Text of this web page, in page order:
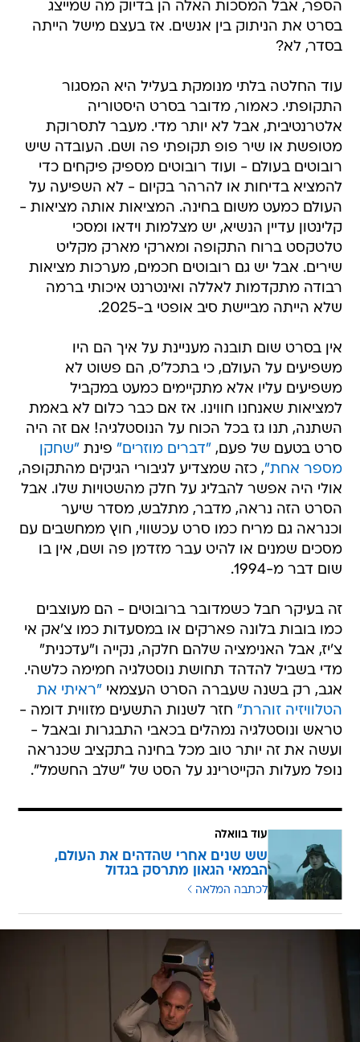
הספר, אבל המסכות האלה הן בדיוק מה שמייצג
בסרט את הניתוק בין אנשים. אז בעצם מישל הייתה
בסדר, לא?
עוד החלטה בלתי מנומקת בעליל היא המסגור
התקופתי. כאמור, מדובר בסרט היסטוריה
אלטרנטיבית, אבל לא יותר מדי. מעבר לתסרוקת
מטופשת או שיר פופ תקופתי פה ושם. העובדה שיש
רובוטים בעולם - ועוד רובוטים מספיק פיקחים כדי
להמציא בדיחות או להרהר בקיום - לא השפיעה על
העולם כמעט משום בחינה. המציאות אותה מציאות -
קלינטון עדיין הנשיא, יש מצלמות וידאו ומסכי
טלטקסט ברוח התקופה ומארקי מארק מקליט
שירים. אבל יש גם רובוטים חכמים, מערכות מציאות
רבודה מתקדמות לאללה ואינטרנט איכותי ברמה
שלא הייתה מביישת סיב אופטי ב-2025.
אין בסרט שום תובנה מעניינת על איך הם היו
משפיעים על העולם, כי בתכל'ס, הם פשוט לא
משפיעים עליו אלא מתקיימים כמעט במקביל
למציאות שאנחנו חווינו. אז אם כבר כלום לא באמת
השתנה, תנו גז בכל הכוח על הנוסטלגיה! אם זה היה
סרט בטעם של פעם, "דברים מוזרים" פינת "שחקן
מספר אחת", כזה שמצדיע לגיבורי הגיקים מהתקופה,
אולי היה אפשר להבליג על חלק מהשטויות שלו. אבל
הסרט הזה נראה, מדבר, מתלבש, מסדר שיער
וכנראה גם מריח כמו סרט עכשווי, חוץ ממחשבים עם
מסכים שמנים או להיט עבר מזדמן פה ושם, אין בו
שום דבר מ-1994.
זה בעיקר חבל כשמדובר ברובוטים - הם מעוצבים
כמו בובות בלונה פארקים או במסעדות כמו צ'אק אי
צ'יז, אבל האנימציה שלהם חלקה, נקייה ו"עדכנית"
מדי בשביל להדהד תחושת נוסטלגיה חמימה כלשהי.
אגב, רק בשנה שעברה הסרט העצמאי "ראיתי את
הטלוויזיה זוהרת" חזר לשנות התשעים מזווית דומה -
טראש ונוסטלגיה נמהלים בכאבי התבגרות ובאבל -
ועשה את זה יותר טוב מכל בחינה בתקציב שכנראה
נופל מעלות הקייטרינג על הסט של "שלב החשמל".
עוד בוואלה
שש שנים אחרי שהדהים את העולם,
הבמאי הגאון מתרסק בגדול
לכתבה המלאה